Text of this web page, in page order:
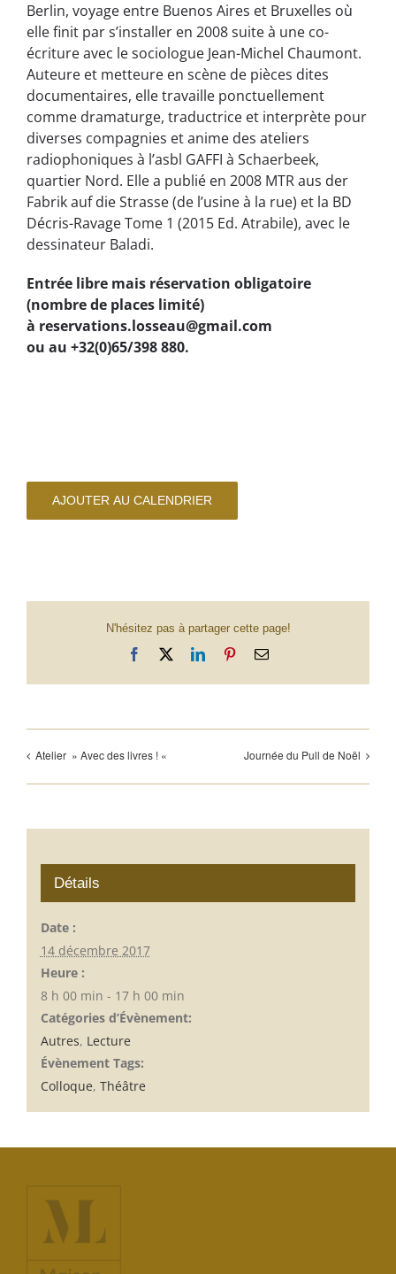
Berlin, voyage entre Buenos Aires et Bruxelles où
elle finit par s’installer en 2008 suite à une co-
écriture avec le sociologue Jean-Michel Chaumont.
Auteure et metteure en scène de pièces dites
documentaires, elle travaille ponctuellement
comme dramaturge, traductrice et interprète pour
diverses compagnies et anime des ateliers
radiophoniques à l’asbl GAFFI à Schaerbeek,
quartier Nord. Elle a publié en 2008 MTR aus der
Fabrik auf die Strasse (de l’usine à la rue) et la BD
Décris-Ravage Tome 1 (2015 Ed. Atrabile), avec le
dessinateur Baladi.
Entrée libre mais réservation obligatoire
(nombre de places limité)
à reservations.losseau@gmail.com
ou au +32(0)65/398 880.
AJOUTER AU CALENDRIER
N'hésitez pas à partager cette page!
Facebook LinkedInPinterestEmail
Atelier » Avec des livres ! « Journée du Pull de Noël
Détails
Date :
14 décembre 2017
Heure :
8 h 00 min - 17 h 00 min
Catégories d’Évènement:
Autres, Lecture
Évènement Tags:
Colloque, Théâtre